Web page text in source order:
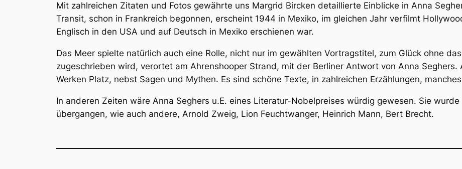
Mit zahlreichen Zitaten und Fotos gewährte uns Margrid Bircken detaillierte Einblicke in Anna
Transit, schon in Frankreich begonnen, erscheint 1944 in Mexiko, im gleichen Jahr verfilmt
Englisch in den USA und auf Deutsch in Mexiko erschienen war.
Das Meer spielte natürlich auch eine Rolle, nicht nur im gewählten Vortragstitel, zum Glück ohne
zugeschrieben wird, verortet am Ahrenshooper Strand, mit der Berliner Antwort von Anna Seghers.
Werken Platz, nebst Sagen und Mythen. Es sind schöne Texte, in zahlreichen Erzählungen,
In anderen Zeiten wäre Anna Seghers u.E. eines Literatur-Nobelpreises würdig gewesen. Sie
übergangen, wie auch andere, Arnold Zweig, Lion Feuchtwanger, Heinrich Mann, Bert Brecht.